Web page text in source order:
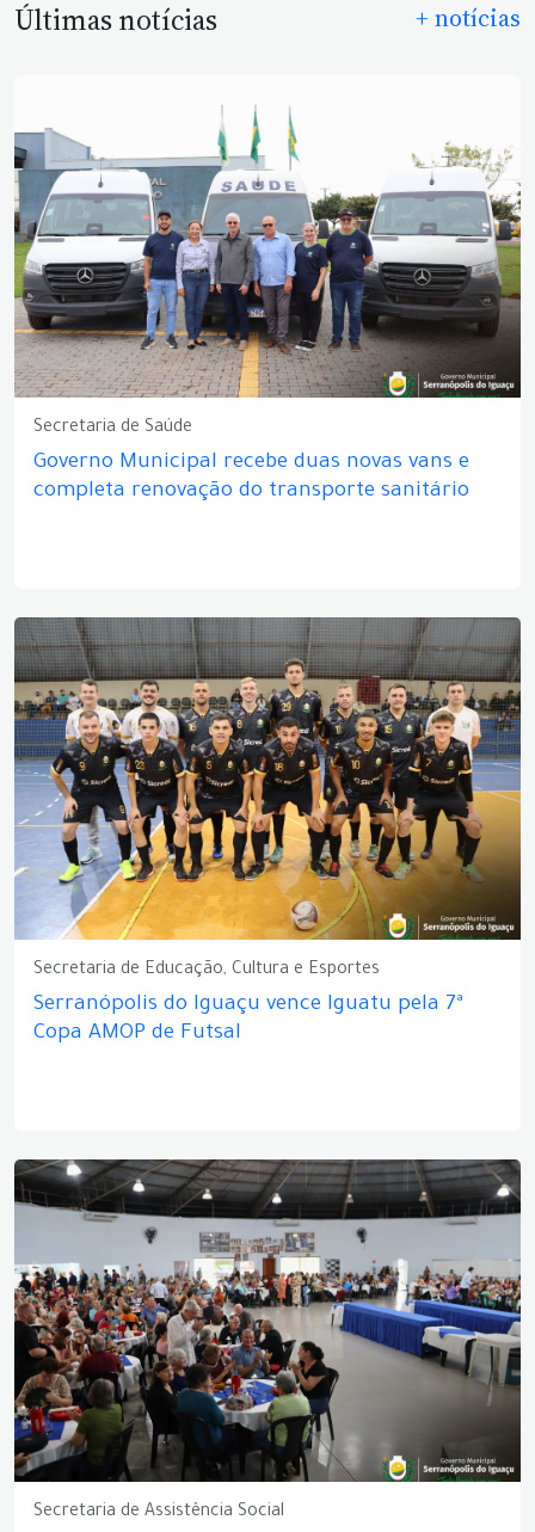
Últimas notícias + notícias
Secretaria de Saúde
Governo Municipal recebe duas novas vans e
completa renovação do transporte sanitário
Secretaria de Educação, Cultura e Esportes
Serranópolis do Iguaçu vence Iguatu pela 7ª
Copa AMOP de Futsal
Secretaria de Assistência Social